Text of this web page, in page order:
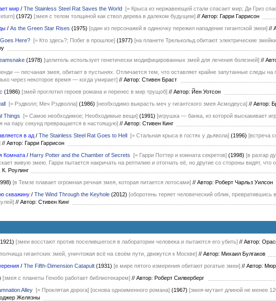
мир / The Stainless Steel Rat Saves the World [= Крыса из нержавеющей стали спасает мир; Ди Гриз
(1972) [змея с телом толщиной как ствол дерева в далеком будущем] // Автор: Гарри Гаррисон
/ As the Green Star Rises (1975) [один из персонажей в одиночку пережил нападение гигантской змеи] //
Here? [= Кто здесь?; Побег в прошлое] (1977) [на планете Трелькольд обитают электрические
(1978) [целитель использует генетически модифицированных змей для лечения болезней] //
— песчаная змея, обитает в пустынях. Отличается тем, что оставляет крайне запутанные следы на
через некоторое время — когда умирает] // Автор: Стивен Браст
(1986) [змей проглотил героев романа и перенес в мир трущоб] // Автор: Йен Уотсон
[= Рэдволл; Меч Рэдволла] (1986) [необходимо выкрасть меч у гигантского змея Асмодеуса] // Автор:
Things [= Самое необходимое; Необходимые вещи] (1991) [игрушка — банка, из которой выскакивает
на пару секунд превращается в настоящую] // Автор: Стивен Кинг
в ад / The Stainless Steel Rat Goes to Hell [= Стальная крыса в гостях у дьявола] (1996) [встреча
// Автор: Гарри Гаррисон
Комната / Harry Potter and the Chamber of Secrets [= Гарри Поттер и комната секретов] (1998) [в разгар
живую змею. Гарри пытается накричать на рептилию и отогнать её, но другие со стороны видят, что
Роулинг
[в Темзе плавает огромная речная змея, которая питается лотосами] // Автор: Роберт Чарльз Уилсон
скважину / The Wind Through the Keyhole (2012) [оборотень теряет человеческий облик,
// Автор: Стивен Кинг
[змеи восстают против поселившегося в лаборатории человека и пытаются его убить] // Автор:
гигантских змей, уничтожая всё на своём пути, движутся к Москве] // Автор: Михаил Булгаков
/ The Fifth-Dimension Catapult (1931) [в мире пятого измерения обитают рогатые змеи] // Автор:
[змея с планеты Генобо работает библиотекарем] // Автор: Роберт Силверберг
Alley [= Проклятая дорога] [основа одноименного романа] (1967) [змея-мутант длиной не менее
Желязны